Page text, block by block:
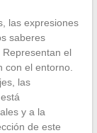
las expresiones
saberes
el
con el entorno.
las
y a la
de este